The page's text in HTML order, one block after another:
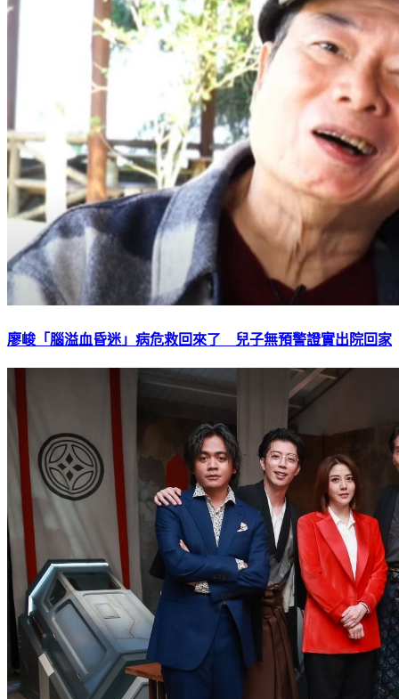
廖峻「腦溢血昏迷」病危救回來了 兒子無預警證實出院回家